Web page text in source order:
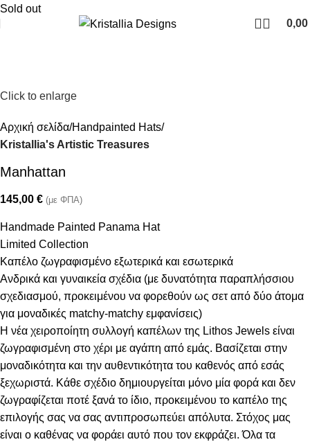
0,00
Sold out
Click to enlarge
Αρχική σελίδα Handpainted Hats
Kristallia's Artistic Treasures
Manhattan
145,00 € (με ΦΠΑ)
Handmade Painted Panama Hat
Limited Collection
Καπέλο ζωγραφισμένο εξωτερικά και εσωτερικά
Ανδρικά και γυναικεία σχέδια (με δυνατότητα παραπλήσσιου
σχεδιασμού, προκειμένου να φορεθούν ως σετ από δύο άτομα
για μοναδικές matchy-matchy εμφανίσεις)
Η νέα χειροποίητη συλλογή καπέλων της Lithos Jewels είναι
ζωγραφισμένη στο χέρι με αγάπη από εμάς. Βασίζεται στην
μοναδικότητα και την αυθεντικότητα του καθενός από εσάς
ξεχωριστά. Κάθε σχέδιο δημιουργείται μόνο μία φορά και δεν
ζωγραφίζεται ποτέ ξανά το ίδιο, προκειμένου το καπέλο της
επιλογής σας να σας αντιπροσωπεύει απόλυτα. Στόχος μας
είναι ο καθένας να φοράει αυτό που τον εκφράζει. Όλα τα